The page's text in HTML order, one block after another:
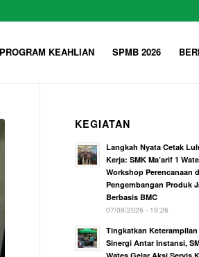
PROGRAM KEAHLIAN SPMB 2026
KEGIATAN
Langkah Nyata Cetak
Kerja: SMK Ma’arif 1
Workshop Perencanaan
Pengembangan Produk
Berbasis BMC
07/08/2026 - 19:26
Tingkatkan Keterampilan
Sinergi Antar Instansi,